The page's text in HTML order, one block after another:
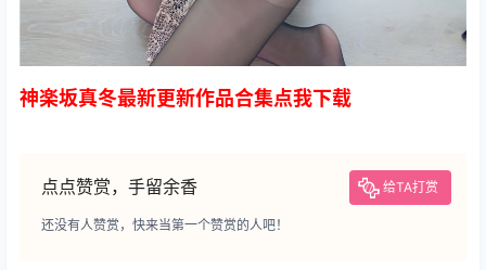
神楽坂真冬最新更新作品合集点我下载
点点赞赏，手留余香 给TA打赏
还没有人赞赏，快来当第一个赞赏的人吧！